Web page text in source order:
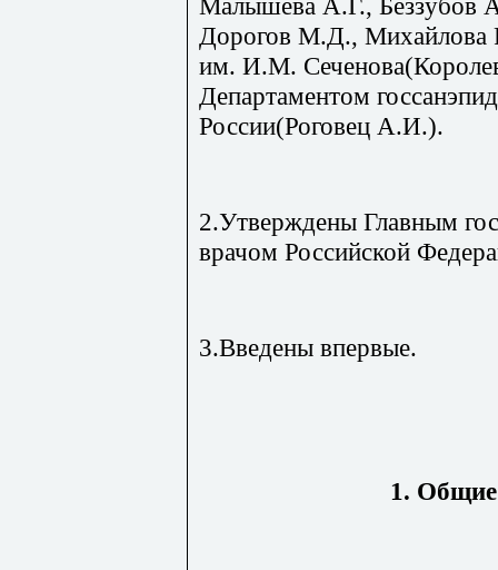
Дорогов М.Д.,
им. И.М.
Департаментом
России(Роговец А.И.).
2.Утверждены Главным
врачом Российской
3.Введены впервые.
1.